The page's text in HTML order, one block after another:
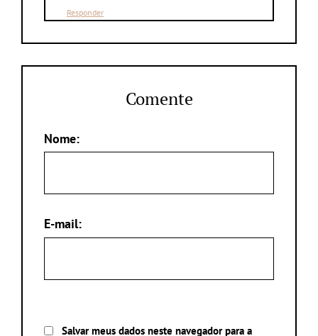
Responder
Comente
Nome:
E-mail:
Salvar meus dados neste navegador para a